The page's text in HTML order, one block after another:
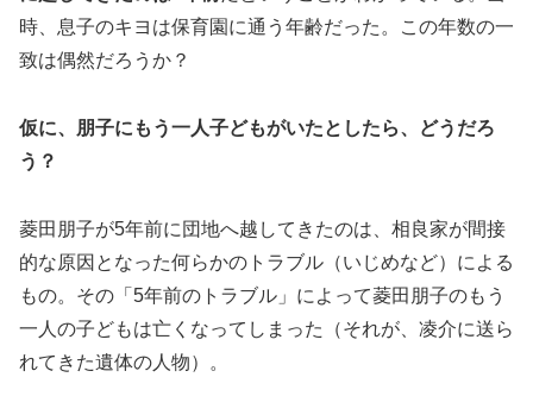
時、息子のキヨは保育園に通う年齢だった。この年数の一
致は偶然だろうか？
仮に、朋子にもう一人子どもがいたとしたら、どうだろ
う？
菱田朋子が5年前に団地へ越してきたのは、相良家が間接
的な原因となった何らかのトラブル（いじめなど）による
もの。その「5年前のトラブル」によって菱田朋子のもう
一人の子どもは亡くなってしまった（それが、凌介に送ら
れてきた遺体の人物）。